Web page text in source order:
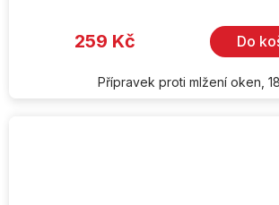
259 Kč Do
Přípravek proti mlžení oken,